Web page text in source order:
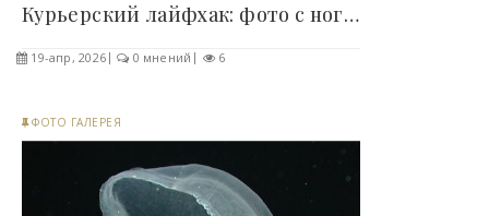
Курьерский лайфхак: фото с ногами у двери..
19-апр, 2026 0 мнений 6
ФОТО ГАЛЕРЕЯ